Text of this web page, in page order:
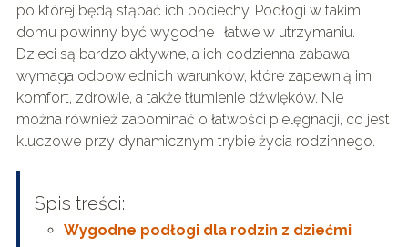
po której będą stąpać ich pociechy. Podłogi w takim
domu powinny być wygodne i łatwe w utrzymaniu.
Dzieci są bardzo aktywne, a ich codzienna zabawa
wymaga odpowiednich warunków, które zapewnią im
komfort, zdrowie, a także tłumienie dźwięków. Nie
można również zapominać o łatwości pielęgnacji, co jest
kluczowe przy dynamicznym trybie życia rodzinnego.
Spis treści:
Wygodne podłogi dla rodzin z dziećmi